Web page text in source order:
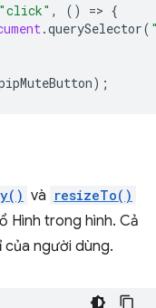
"click" , () => {
.querySelector(
);
và resizeTo()
Hình trong hình. Cả
người dùng.